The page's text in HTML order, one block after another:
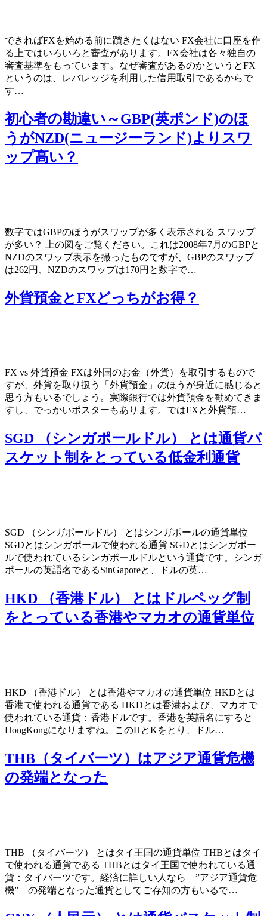
できればFXを始める前に躓きたくはない FX会社に口座を作
る上ではいろいろと審査があります。FX会社は各々独自の
審査基準をもっています。なぜ審査があるのかというとFX
というのは、レバレッジを利用した信用取引であるからで
す…
初心者の勘違い～GBP(英ポンド)のほ
うがNZD(ニュージーランド)よりスワ
ップ高い？
数字ではGBPのほうがスワップが多く表示される スワップ
が多い？ 上の図をご覧ください。これは2008年7月のGBPと
NZDのスワップ表示を撮ったものですが、GBPのスワップ
は262円、NZDのスワップは170円と数字で…
外貨預金とFXどっちがお得？
FX vs 外貨預金 FXは外国のお金（外貨）を取引するもので
すが、外貨を取り扱う「外貨預金」のほうが身近に感じると
思う方もいるでしょう。実際銀行では外貨預金を勧めてきま
すし、でっかいポスターもあります。ではFXと外貨預…
SGD （シンガポールドル） とは通貨バ
スケット制をとっている低金利通貨
SGD （シンガポールドル） とはシンガポールの通貨単位
SGDとはシンガポールで使われる通貨 SGDとはシンガポー
ルで使われているシンガポールドルという通貨です。シンガ
ポールの英語名であるSinGaporeと、ドルの英…
HKD （香港ドル） とはドルペッグ制
をとっている香港やマカオの通貨単位
HKD （香港ドル） とは香港やマカオの通貨単位 HKDとは
香港で使われる通貨である HKDとは香港および、マカオで
使われている通貨：香港ドルです。香港を英語名にすると
HongKongになりますね。このHとKをとり、ドル…
THB（タイバーツ）はアジア通貨危機
の発端となった
THB （タイバーツ） とはタイ王国の通貨単位 THBとはタイ
で使われる通貨である THBとはタイ王国で使われている通
貨：タイバーツです。経済に詳しい人なら ”アジア通貨危
機” の発端となった通貨としてご存知の方もいるで…